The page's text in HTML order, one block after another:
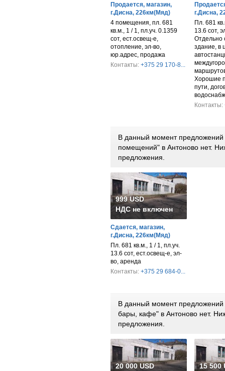
Продается, магазин,
г.Дисна, 226км(Мяд)
4 помещения, пл. 681
кв.м., 1 / 1, пл.уч. 0.1359
сот, ест.освещ-е,
отопление, эл-во,
юр.адрес, продажа
Контакты: +375 29 170-8...
г.Дисна,
Пл. 681
13.6 сот,
Отдельно
здание, в
Хорошие
пути,
Контакты:
В данный момент предложений
помещений" в Антоново нет.
предложения.
999 USD
НДС не включен
Сдается, магазин,
г.Дисна, 226км(Мяд)
Пл. 681 кв.м., 1 / 1, пл.уч.
13.6 сот, ест.освещ-е, эл-
во, аренда
Контакты: +375 29 684-0...
В данный момент
бары, кафе" в Антоново нет.
предложения.
20 000 USD
15 500